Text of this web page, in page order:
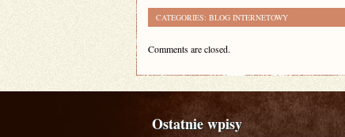
CATEGORIES: BLOG INTERNETOWY
Comments are closed.
Ostatnie wpisy